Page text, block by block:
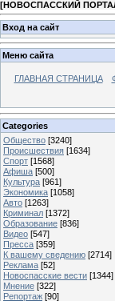
[НОВОСПАССКИЙ
Вход на сайт
Меню сайта
ГЛАВНАЯ СТРАНИЦА
Categories
Общество [3240]
Происшествия [1634]
Спорт [1568]
Афиша [500]
Культура [961]
Экономика [1058]
Авто [1263]
Криминал [1372]
Образование [836]
Видео [547]
Пресса [359]
К вашему сведению [2714]
Реклама [52]
Новоспасские вести [1344]
Мнение [322]
Репортаж [90]